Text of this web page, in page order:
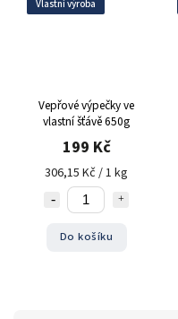
Vlastní výroba
Vepřové výpečky ve
vlastní šťávě 650g
199 Kč
306,15 Kč / 1 kg
Do košíku